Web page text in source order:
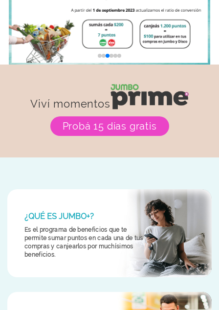
Viví momentos
Probá 15 días gratis
¿QUÉ ES JUMBO+?
Es el programa de beneficios que te
permite sumar puntos en cada una de tus
compras y canjearlos por muchísimos
beneficios.